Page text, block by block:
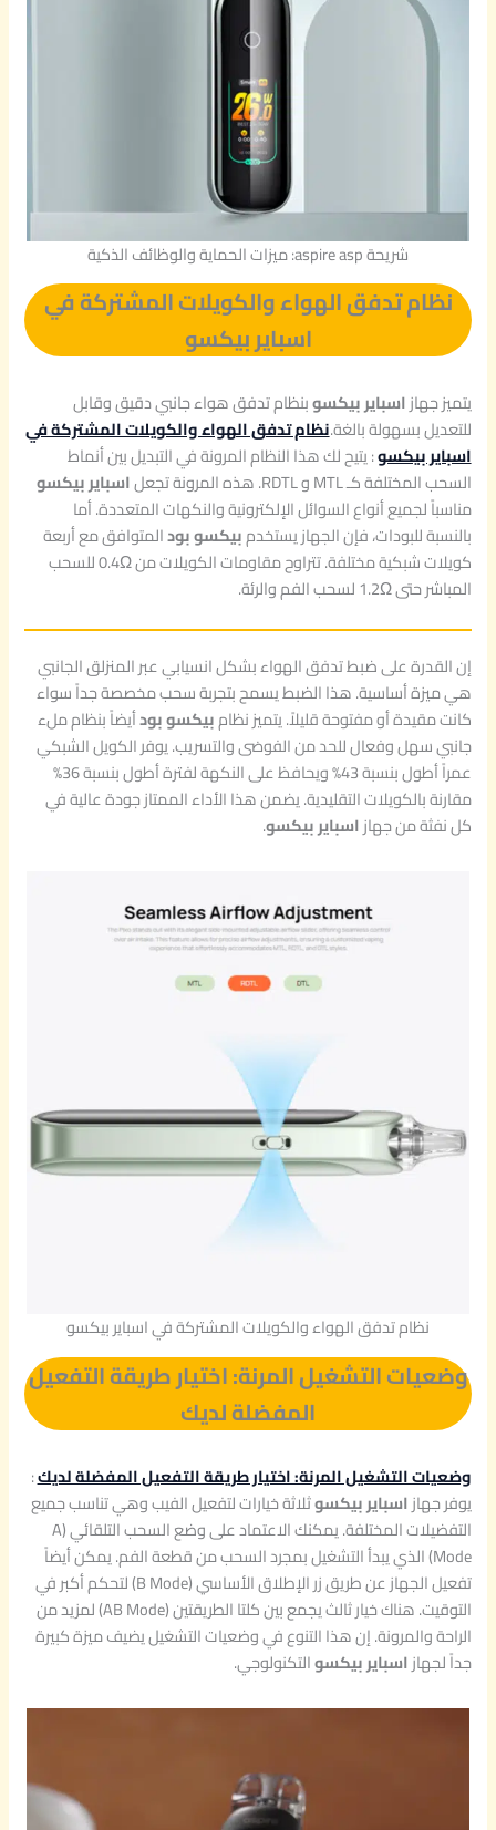
شريحة aspire asp: ميزات الحماية والوظائف الذكية
نظام تدفق الهواء والكويلات المشتركة في
اسباير بيكسو
يتميز جهازاسباير بيكسوبنظام تدفق هواء جانبي دقيق وقابل
للتعديل بسهولة بالغة.نظام تدفق الهواء والكويلات المشتركة في
اسباير بيكسو: يتيح لك هذا النظام المرونة في التبديل بين أنماط
السحب المختلفة كـ MTL و RDTL. هذه المرونة تجعل
اسباير بيكسو
مناسباً لجميع أنواع السوائل الإلكترونية والنكهات المتعددة. أما
بالنسبة للبودات، فإن الجهاز يستخدمبيكسو بودالمتوافق مع أربعة
كويلات شبكية مختلفة. تتراوح مقاومات الكويلات من 0.4Ω للسحب
المباشر حتى 1.2Ω لسحب الفم والرئة.
إن القدرة على ضبط تدفق الهواء بشكل انسيابي عبر المنزلق الجانبي
هي ميزة أساسية. هذا الضبط يسمح بتجربة سحب مخصصة جداً سواء
كانت مقيدة أو مفتوحة قليلاً. يتميز نظامبيكسو بودأيضاً بنظام ملء
جانبي سهل وفعال للحد من الفوضى والتسريب. يوفر الكويل الشبكي
عمراً أطول بنسبة 43% ويحافظ على النكهة لفترة أطول بنسبة 36%
مقارنة بالكويلات التقليدية. يضمن هذا الأداء الممتاز جودة عالية في
كل نفثة من جهازاسباير بيكسو.
نظام تدفق الهواء والكويلات المشتركة في اسباير بيكسو
وضعيات التشغيل المرنة: اختيار طريقة التفعيل
المفضلة لديك
وضعيات التشغيل المرنة: اختيار طريقة التفعيل المفضلة لديك:
يوفر جهازاسباير بيكسوثلاثة خيارات لتفعيل الفيب وهي تناسب جميع
التفضيلات المختلفة. يمكنك الاعتماد على وضع السحب التلقائي (A
Mode) الذي يبدأ التشغيل بمجرد السحب من قطعة الفم. يمكن أيضاً
تفعيل الجهاز عن طريق زر الإطلاق الأساسي (B Mode) لتحكم أكبر في
التوقيت. هناك خيار ثالث يجمع بين كلتا الطريقتين (AB Mode) لمزيد من
الراحة والمرونة. إن هذا التنوع في وضعيات التشغيل يضيف ميزة كبيرة
جداً لجهازاسباير بيكسوالتكنولوجي.